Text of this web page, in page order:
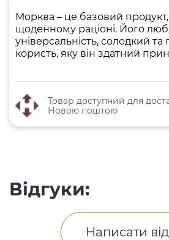
Морква – це базовий
щоденному раціоні. Його
універсальність, солодкий
користь, яку він здатний
Товар доступний для
Новою поштою
Відгуки:
Написати